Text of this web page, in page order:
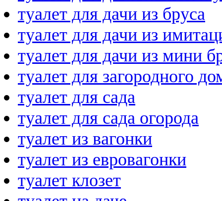
туалет для дачи из бруса
туалет для дачи из
туалет для дачи из мини
туалет для загородного
туалет для сада
туалет для сада огорода
туалет из вагонки
туалет из евровагонки
туалет клозет